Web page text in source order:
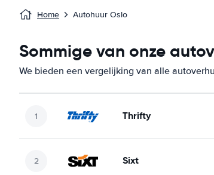
Home Autohuur Oslo
Sommige van onze
We bieden een vergelijking van alle
Thrifty
Sixt